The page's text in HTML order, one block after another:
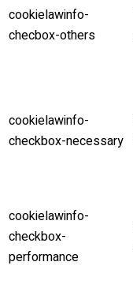
cookielawinfo-
checbox-others
cookielawinfo-
checkbox-necessary
cookielawinfo-
checkbox-
performance